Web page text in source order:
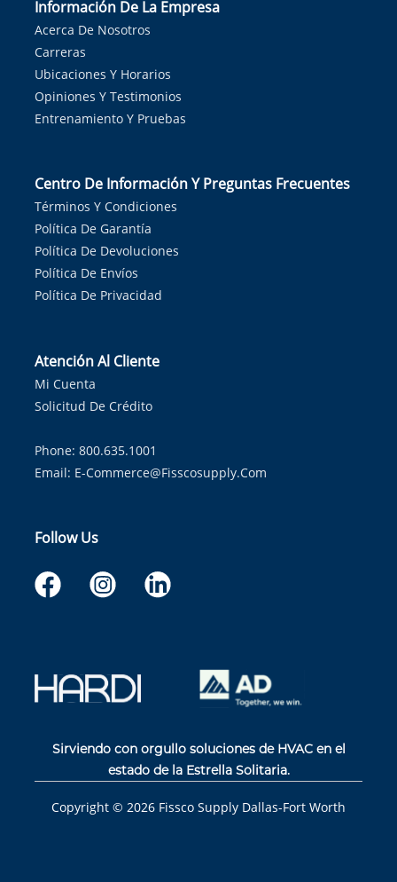
Información De La Empresa
Acerca De Nosotros
Carreras
Ubicaciones Y Horarios
Opiniones Y Testimonios
Entrenamiento Y Pruebas
Centro De Información Y Preguntas Frecuentes
Términos Y Condiciones
Política De Garantía
Política De Devoluciones
Política De Envíos
Política De Privacidad
Atención Al Cliente
Mi Cuenta
Solicitud De Crédito
Phone: 800.635.1001
Email: E-Commerce@fisscosupply.com
Follow Us
Sirviendo con orgullo soluciones de HVAC en el
estado de la Estrella Solitaria.
Copyright © 2026 Fissco Supply Dallas-Fort Worth